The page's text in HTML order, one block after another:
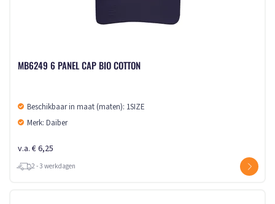
MB6249 6 PANEL CAP BIO COTTON
Beschikbaar in maat (maten): 1SIZE
Merk: Daiber
v.a. € 6,25
2 - 3 werkdagen